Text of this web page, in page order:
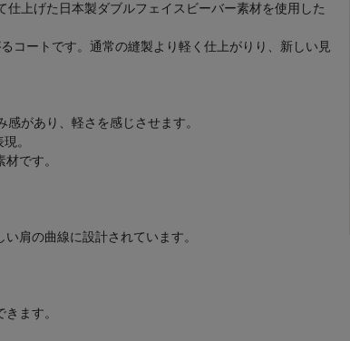
上げた日本製ダブルフェイスビーバー素材を使用した
コートです。通常の縫製より軽く仕上がりり、新しい見
があり、軽さを感じさせます。
。
です。
肩の曲線に設計されています。
ます。